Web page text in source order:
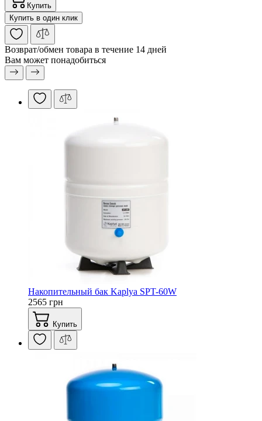
Купить
Купить в один клик
Возврат/обмен товара в течение 14 дней
Вам может понадобиться
Накопительный бак Kaplya SPT-60W
2565 грн
Купить